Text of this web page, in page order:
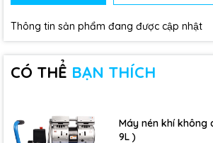
Thông tin sản phẩm đang được cập nhật
CÓ THỂ BẠN THÍCH
Máy nén khí không
9L )